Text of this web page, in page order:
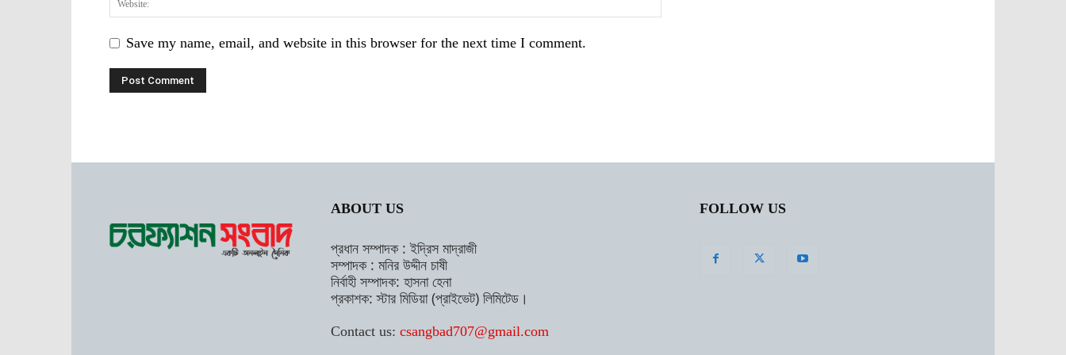
Save my name, email, and website in this browser for the next time I comment.
ABOUT US
প্রধান সম্পাদক : ইদ্রিস মাদ্রাজী
সম্পাদক : মনির উদ্দীন চাষী
নির্বাহী সম্পাদক: হাসনা হেনা
প্রকাশক: স্টার মিডিয়া (প্রাইভেট) লিমিটেড।
Contact us: csangbad707@gmail.com
FOLLOW US